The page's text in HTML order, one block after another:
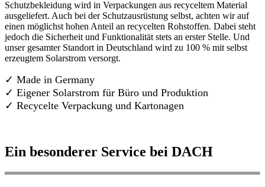
Schutzbekleidung wird in Verpackungen aus recyceltem Material
ausgeliefert. Auch bei der Schutzausrüstung selbst, achten wir auf
einen möglichst hohen Anteil an recycelten Rohstoffen. Dabei steht
jedoch die Sicherheit und Funktionalität stets an erster Stelle. Und
unser gesamter Standort in Deutschland wird zu 100 % mit selbst
erzeugtem Solarstrom versorgt.
✓ Made in Germany
✓ Eigener Solarstrom für Büro und Produktion
✓ Recycelte Verpackung und Kartonagen
Ein besonderer Service bei DACH